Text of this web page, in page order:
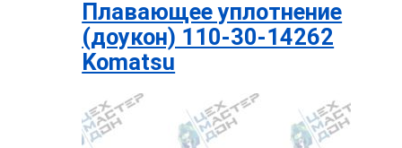
Плавающее уплотнение
(доукон) 110-30-14262
Komatsu